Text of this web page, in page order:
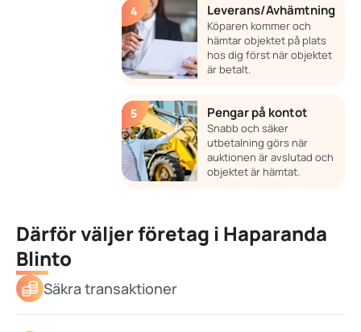
Leverans/Avhämtning
Köparen kommer och
hämtar objektet på plats
hos dig först när objektet
är betalt.
Pengar på kontot
Snabb och säker
utbetalning görs när
auktionen är avslutad och
objektet är hämtat.
Därför väljer företag i Haparanda
Blinto
Säkra transaktioner